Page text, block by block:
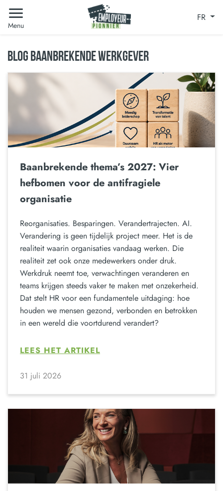
Menu
FR
BLOG BAANBREKENDE WERKGEVER
Baanbrekende thema’s 2027: Vier
hefbomen voor de antifragiele
organisatie
Reorganisaties. Besparingen. Verandertrajecten. AI.
Verandering is geen tijdelijk project meer. Het is de
realiteit waarin organisaties vandaag werken. Die
realiteit zet ook onze medewerkers onder druk.
Werkdruk neemt toe, verwachtingen veranderen en
teams krijgen steeds vaker te maken met onzekerheid.
Dat stelt HR voor een fundamentele uitdaging: hoe
houden we mensen gezond, verbonden en betrokken
in een wereld die voortdurend verandert?
LEES HET ARTIKEL
31 juli 2026